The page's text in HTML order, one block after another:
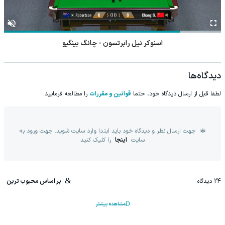
اسنوکر نیل رابرتسون - چانگ بینگیو
دیدگاه‌ها
لطفا قبل از ارسال دیدگاه خود، حتما قوانین و مقررات را مطالعه فرمایید.
جهت ارسال نظر و دیدگاه خود باید ابتدا وارد سایت شوید. جهت ورود به
سایت اینجا را کلیک کنید
24 دیدگاه بر اساس محبوب ترین
مشاهده بیشتر